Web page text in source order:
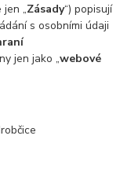
„Zásady“) popisují
s osobními údaji
jen jako „webové